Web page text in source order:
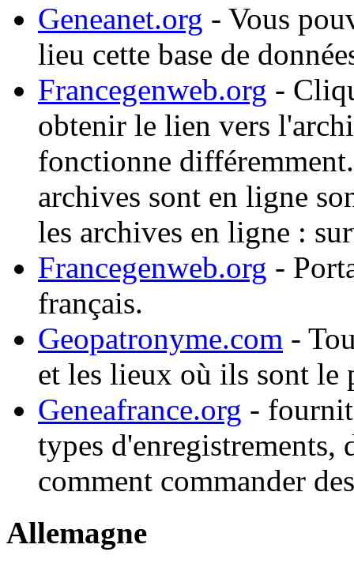
Geneanet.org - Vous
lieu cette base de
Francegenweb.org -
obtenir le lien vers
fonctionne
archives sont en ligne
les archives en ligne :
Francegenweb.org -
français.
Geopatronyme.com -
et les lieux où ils sont le
Geneafrance.org -
types d'enregistrements,
comment commander
Allemagne